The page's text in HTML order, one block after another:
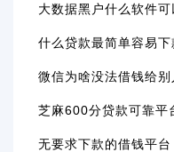
大数据黑户什么软件
什么贷款最简单容易下
微信为啥没法借钱给别
芝麻600分贷款可靠平
无要求下款的借钱平台